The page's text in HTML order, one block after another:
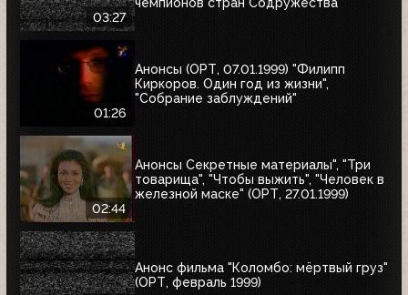
03:27
01:26
Анонсы (ОРТ, 07.01.1999) "Филипп
Киркоров. Один год из жизни",
"Собрание заблуждений"
02:44
Анонсы Секретные материалы", "Три
товарища", "Чтобы выжить", "Человек в
железной маске" (ОРТ, 27.01.1999)
Анонс фильма "Коломбо: мёртвый груз"
(ОРТ, февраль 1999)